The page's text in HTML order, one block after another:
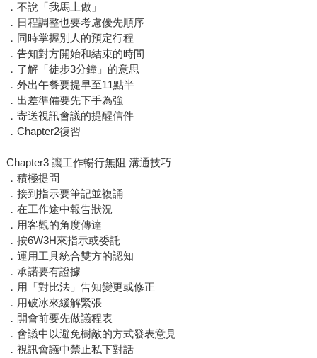
．不說「我馬上做」
．日程調整也要考慮優先順序
．同時掌握別人的預定行程
．告知對方開始和結束的時間
．了解「徒步3分鐘」的意思
．外出午餐要提早至11點半
．出差準備要先下手為強
．寄送視訊會議的提醒信件
．Chapter2復習
Chapter3 讓工作暢行無阻 溝通技巧
．積極提問
．接到指示要筆記並複誦
．在工作途中報告狀況
．用客觀的角度傳達
．按6W3H來指示或委託
．運用工具統合雙方的認知
．承諾要有證據
．用「對比法」告知變更或修正
．用破冰來緩解緊張
．開會前要先做議程表
．會議中以避免樹敵的方式發表意見
．視訊會議中禁止私下對話